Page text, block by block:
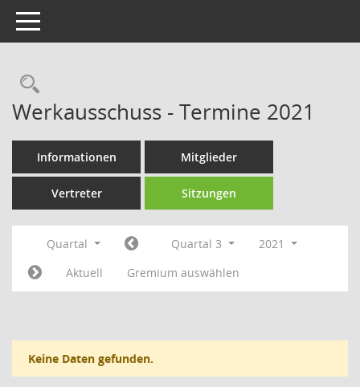
Toggle navigation
Rechercheauswahl
Werkausschuss - Termine 2021
Informationen Mitglieder
Vertreter Sitzungen
Quartal Quartal 3
2021
Aktuell
Gremium auswählen
Keine Daten gefunden.